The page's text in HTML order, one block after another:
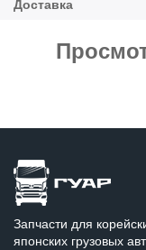
Запчасти для
японских грузовых